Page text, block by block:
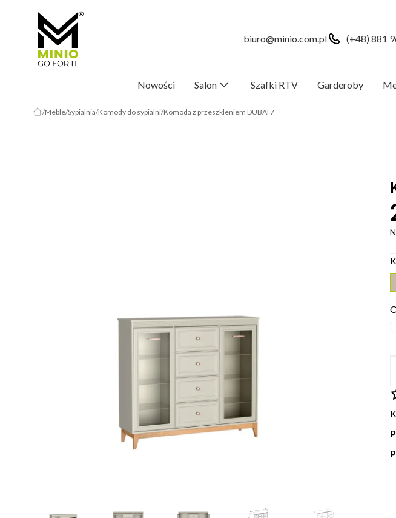
biuro@minio.com.pl (+48) 881
Nowości Salon Szafki RTV Garderoby
Meble Sypialnia Komody do sypialni Komoda z przeszkleniem DUBAI 7